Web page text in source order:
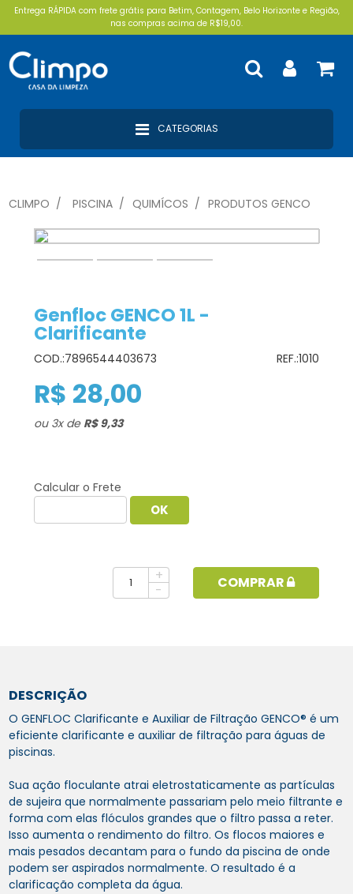
Entrega RÁPIDA com frete grátis para Betim, Contagem, Belo Horizonte e Região,
nas compras acima de R$19,00.
CATEGORIAS
CLIMPO PISCINA QUIMÍCOS PRODUTOS GENCO
Genfloc GENCO 1L -
Clarificante
COD.:7896544403673 REF.:1010
R$ 28,00
ou 3xde R$ 9,33
Calcular o Frete
+
-
COMPRAR
DESCRIÇÃO
O GENFLOC Clarificante e Auxiliar de Filtração GENCO® é um
eficiente clarificante e auxiliar de filtração para águas de
piscinas.
Sua ação floculante atrai eletrostaticamente as partículas
de sujeira que normalmente passariam pelo meio filtrante e
forma com elas flóculos grandes que o filtro passa a reter.
Isso aumenta o rendimento do filtro. Os flocos maiores e
mais pesados decantam para o fundo da piscina de onde
podem ser aspirados normalmente. O resultado é a
clarificação completa da água.